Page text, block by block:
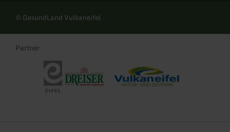
© GesundLand Vulkaneifel
Partner
Eifel Tourismus